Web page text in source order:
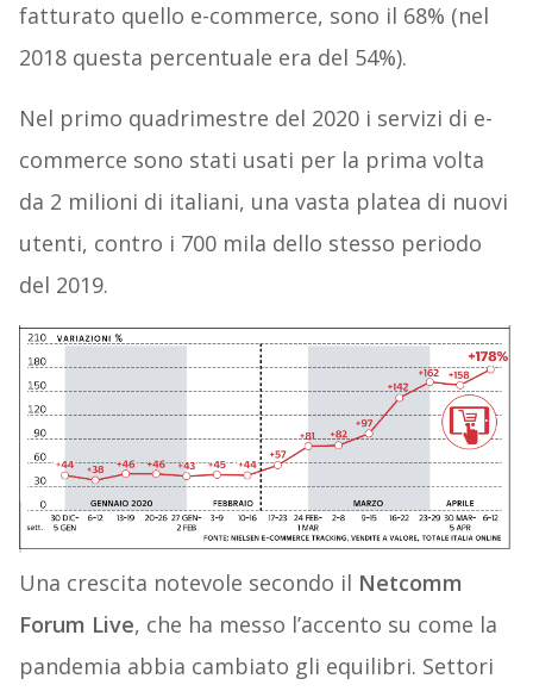
fatturato quello e-commerce, sono il 68% (nel
2018 questa percentuale era del 54%).
Nel primo quadrimestre del 2020 i servizi di e-
commerce sono stati usati per la prima volta
da 2 milioni di italiani, una vasta platea di nuovi
utenti, contro i 700 mila dello stesso periodo
del 2019.
Una crescita notevole secondo il Netcomm
Forum Live, che ha messo l’accento su come la
pandemia abbia cambiato gli equilibri. Settori